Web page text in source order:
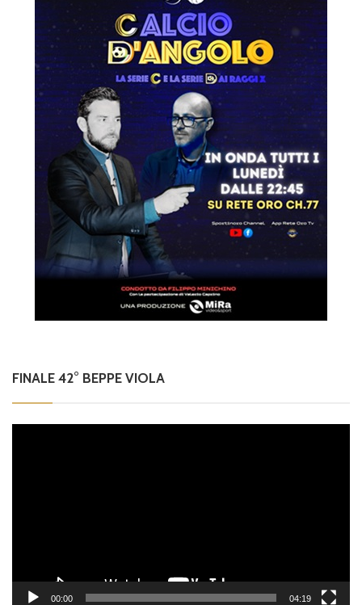
FINALE 42° BEPPE VIOLA
00:00 04:19